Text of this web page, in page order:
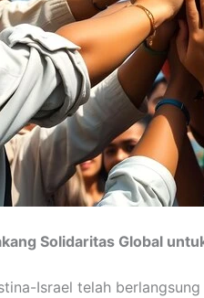
Solidaritas Global
Israel telah